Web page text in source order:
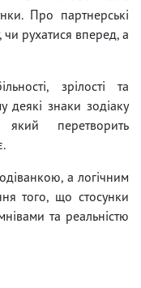
Про партнерські
рухатися вперед, а
зрілості та
деякі знаки зодіаку
перетворить
а логічним
того, що стосунки
та реальністю